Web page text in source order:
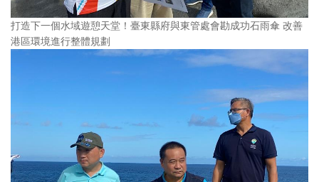
打造下一個水域遊憩天堂！臺東縣府與東管處會勘成功石雨傘 改善
港區環境進行整體規劃